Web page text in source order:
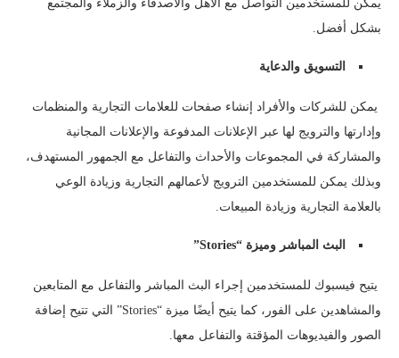
يمكن للمستخدمين التواصل مع الأهل والأصدقاء والزملاء والمجتمع
بشكل أفضل.
التسويق والدعاية
يمكن للشركات والأفراد إنشاء صفحات للعلامات التجارية والمنظمات
وإدارتها والترويج لها عبر الإعلانات المدفوعة والإعلانات المجانية
والمشاركة في المجموعات والأحداث والتفاعل مع الجمهور المستهدف،
وبذلك يمكن للمستخدمين الترويج لأعمالهم التجارية وزيادة الوعي
بالعلامة التجارية وزيادة المبيعات.
البث المباشر وميزة “Stories”
يتيح فيسبوك للمستخدمين إجراء البث المباشر والتفاعل مع المتابعين
والمشاهدين على الفور، كما يتيح أيضًا ميزة “Stories” التي تتيح إضافة
الصور والفيديوهات المؤقتة والتفاعل معها.